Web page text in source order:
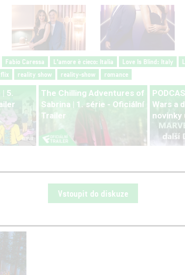
Fabio Caressa L'amore è cieco: Italia Love Is Blind: Italy
reality show reality-show romance
5.
The Chilling Adventures of
Sabrina | 1. série - Oficiální
Trailer
Wars a
novinky
Vstoupit do diskuze